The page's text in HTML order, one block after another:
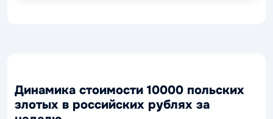
Динамика стоимости 10000 польских
злотых в российских рублях за